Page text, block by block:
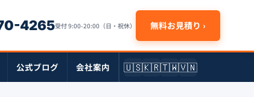
4265受付 9:00-20:00（日・祝休） 無料お見積り ›
公式ブログ 会社案内 🇺🇸🇰🇷🇹🇼🇻🇳